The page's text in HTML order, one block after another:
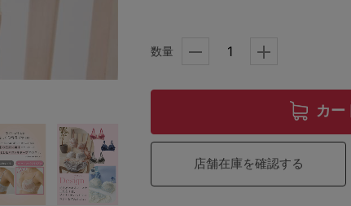
D85
E85
数量
カー
店舗在庫を確認する